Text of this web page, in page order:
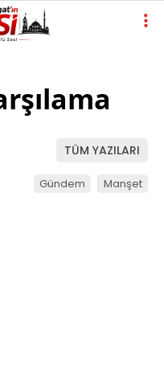
TÜM YAZILARI
Gündem Manşet